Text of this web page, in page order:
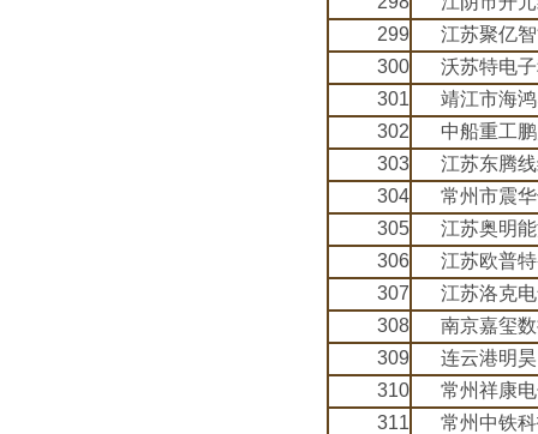
299
江苏聚亿
300
沃苏特电
301
靖江市海
302
中船重工
303
江苏东腾
304
常州市震
305
江苏奥明
306
江苏欧普
307
江苏洛克
308
南京嘉玺
309
连云港明
310
常州祥康
311
常州中铁